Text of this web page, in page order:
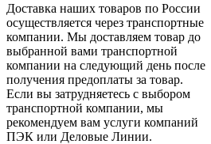
Доставка наших товаров по России
осуществляется через транспортные
компании. Мы доставляем товар до
выбранной вами транспортной
компании на следующий день после
получения предоплаты за товар.
Если вы затрудняетесь с выбором
транспортной компании, мы
рекомендуем вам услуги компаний
ПЭК или Деловые Линии.